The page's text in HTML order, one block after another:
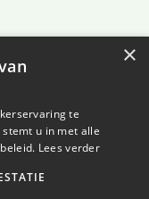
×
te
u in met alle
Lees verder